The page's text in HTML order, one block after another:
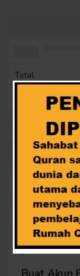
Biaya Transaksi
Secure 100%
Kode Diskon
Masukan kode
Isi data-data di